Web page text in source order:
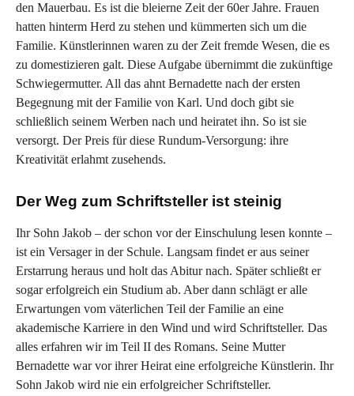
den Mauerbau. Es ist die bleierne Zeit der 60er Jahre. Frauen
hatten hinterm Herd zu stehen und kümmerten sich um die
Familie. Künstlerinnen waren zu der Zeit fremde Wesen, die es
zu domestizieren galt. Diese Aufgabe übernimmt die zukünftige
Schwiegermutter. All das ahnt Bernadette nach der ersten
Begegnung mit der Familie von Karl. Und doch gibt sie
schließlich seinem Werben nach und heiratet ihn. So ist sie
versorgt. Der Preis für diese Rundum-Versorgung: ihre
Kreativität erlahmt zusehends.
Der Weg zum Schriftsteller ist steinig
Ihr Sohn Jakob – der schon vor der Einschulung lesen konnte –
ist ein Versager in der Schule. Langsam findet er aus seiner
Erstarrung heraus und holt das Abitur nach. Später schließt er
sogar erfolgreich ein Studium ab. Aber dann schlägt er alle
Erwartungen vom väterlichen Teil der Familie an eine
akademische Karriere in den Wind und wird Schriftsteller. Das
alles erfahren wir im Teil II des Romans. Seine Mutter
Bernadette war vor ihrer Heirat eine erfolgreiche Künstlerin. Ihr
Sohn Jakob wird nie ein erfolgreicher Schriftsteller.